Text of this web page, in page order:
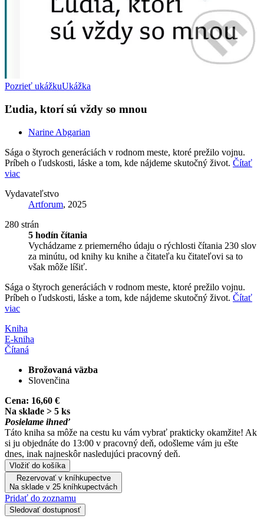
Pozrieť ukážkuUkážka
Ľudia, ktorí sú vždy so mnou
Narine Abgarian
Sága o štyroch generáciách v rodnom meste, ktoré prežilo vojnu.
Príbeh o ľudskosti, láske a tom, kde nájdeme skutočný život. Čítať
viac
Vydavateľstvo
Artforum, 2025
280 strán
5 hodín čítania
Vychádzame z priemerného údaju o rýchlosti čítania 230 slov
za minútu, od knihy ku knihe a čitateľa ku čitateľovi sa to
však môže líšiť.
Sága o štyroch generáciách v rodnom meste, ktoré prežilo vojnu.
Príbeh o ľudskosti, láske a tom, kde nájdeme skutočný život. Čítať
viac
Kniha
E-kniha
Čítaná
Brožovaná väzba
Slovenčina
Cena: 16,60 €
Na sklade > 5 ks
Posielame ihneď
Táto kniha sa môže na cestu ku vám vybrať prakticky okamžite! Ak
si ju objednáte do 13:00 v pracovný deň, odošleme vám ju ešte
dnes, inak najneskôr nasledujúci pracovný deň.
Vložiť do košíka
Rezervovať v kníhkupectve
Na sklade v 25 kníhkupectvách
Pridať do zoznamu
Sledovať dostupnosť